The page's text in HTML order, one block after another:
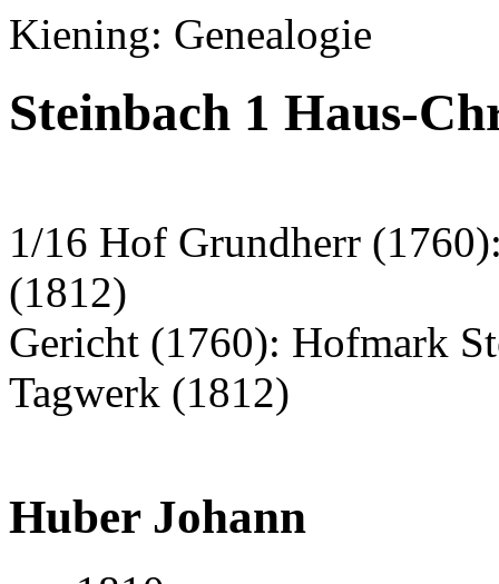
Kiening: Genealogie
Steinbach 1 Haus-
1/16 Hof Grundherr
(1812)
Gericht (1760): Hofmark
Tagwerk (1812)
Huber Johann